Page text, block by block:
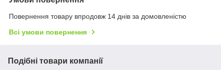
Повернення товару впродовж 14 днів за домовленістю
Всі умови повернення
Подібні товари компанії